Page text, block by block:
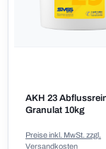
AKH 23
Granulat 10kg
Preise inkl. MwSt. zzgl.
Versandkosten